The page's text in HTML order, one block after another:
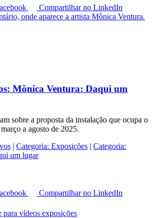
Compartilhar no LinkedIn
Mônica Ventura: Daqui um
sobre a proposta da instalação que ocupa o
a agosto de 2025.
| Categoria: Exposições | Categoria:
um lugar
Compartilhar no LinkedIn
para vídeos exposições